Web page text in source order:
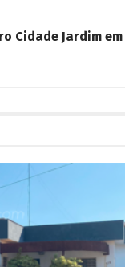
Cidade Jardim em